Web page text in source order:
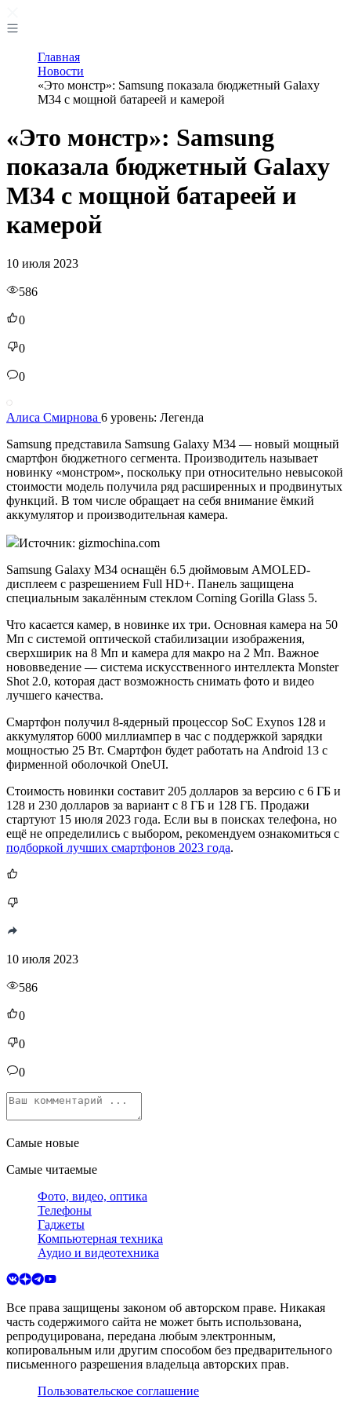
Главная
Новости
«Это монстр»: Samsung показала бюджетный Galaxy
M34 с мощной батареей и камерой
«Это монстр»: Samsung
показала бюджетный Galaxy
M34 с мощной батареей и
камерой
10 июля 2023
586
0
0
0
Алиса Смирнова 6 уровень: Легенда
Samsung представила Samsung Galaxy M34 — новый мощный
смартфон бюджетного сегмента. Производитель называет
новинку «монстром», поскольку при относительно невысокой
стоимости модель получила ряд расширенных и продвинутых
функций. В том числе обращает на себя внимание ёмкий
аккумулятор и производительная камера.
Источник: gizmochina.com
Samsung Galaxy M34 оснащён 6.5 дюймовым AMOLED-
дисплеем с разрешением Full HD+. Панель защищена
специальным закалённым стеклом Corning Gorilla Glass 5.
Что касается камер, в новинке их три. Основная камера на 50
Мп с системой оптической стабилизации изображения,
сверхширик на 8 Мп и камера для макро на 2 Мп. Важное
нововведение — система искусственного интеллекта Monster
Shot 2.0, которая даст возможность снимать фото и видео
лучшего качества.
Смартфон получил 8-ядерный процессор SoC Exynos 128 и
аккумулятор 6000 миллиампер в час с поддержкой зарядки
мощностью 25 Вт. Смартфон будет работать на Android 13 с
фирменной оболочкой OneUI.
Стоимость новинки составит 205 долларов за версию с 6 ГБ и
128 и 230 долларов за вариант с 8 ГБ и 128 ГБ. Продажи
стартуют 15 июля 2023 года. Если вы в поисках телефона, но
ещё не определились с выбором, рекомендуем ознакомиться с
подборкой лучших смартфонов 2023 года.
10 июля 2023
586
0
0
0
Самые новые
Самые читаемые
Фото, видео, оптика
Телефоны
Гаджеты
Компьютерная техника
Аудио и видеотехника
Все права защищены законом об авторском праве. Никакая
часть содержимого сайта не может быть использована,
репродуцирована, передана любым электронным,
копировальным или другим способом без предварительного
письменного разрешения владельца авторских прав.
Пользовательское соглашение